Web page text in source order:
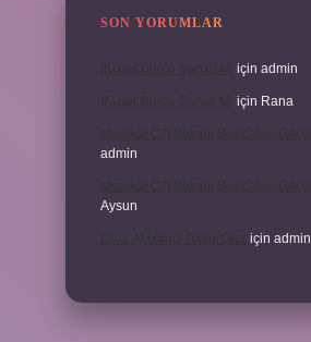
SON YORUMLAR
için admin
için Rana
admin
Aysun
için admin